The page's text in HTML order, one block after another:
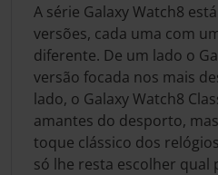
A série Galaxy Watch8
versões, cada uma com
diferente. De um lado o
versão focada nos mais
lado, o Galaxy Watch8
amantes do desporto,
toque clássico dos
só lhe resta escolher qual